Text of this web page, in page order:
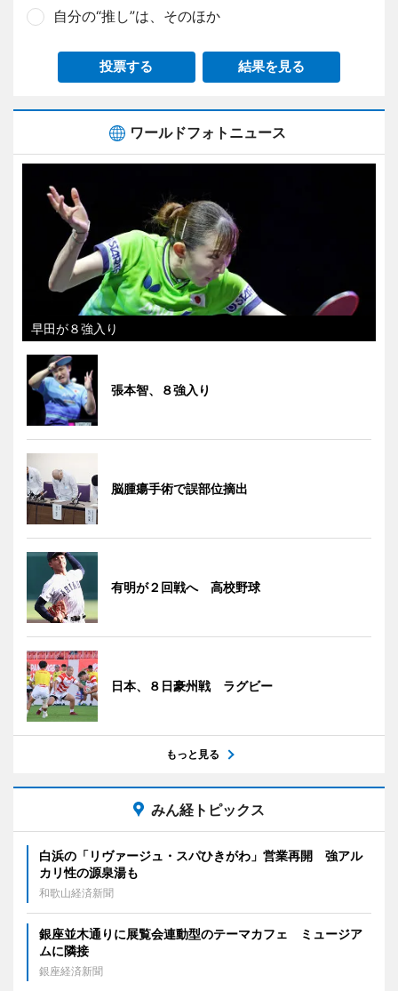
自分の“推し”は、そのほか
投票する 結果を見る
ワールドフォトニュース
早田が８強入り
張本智、８強入り
脳腫瘍手術で誤部位摘出
有明が２回戦へ 高校野球
日本、８日豪州戦 ラグビー
もっと見る
みん経トピックス
白浜の「リヴァージュ・スパひきがわ」営業再開 強アル
カリ性の源泉湯も
和歌山経済新聞
銀座並木通りに展覧会連動型のテーマカフェ ミュージア
ムに隣接
銀座経済新聞